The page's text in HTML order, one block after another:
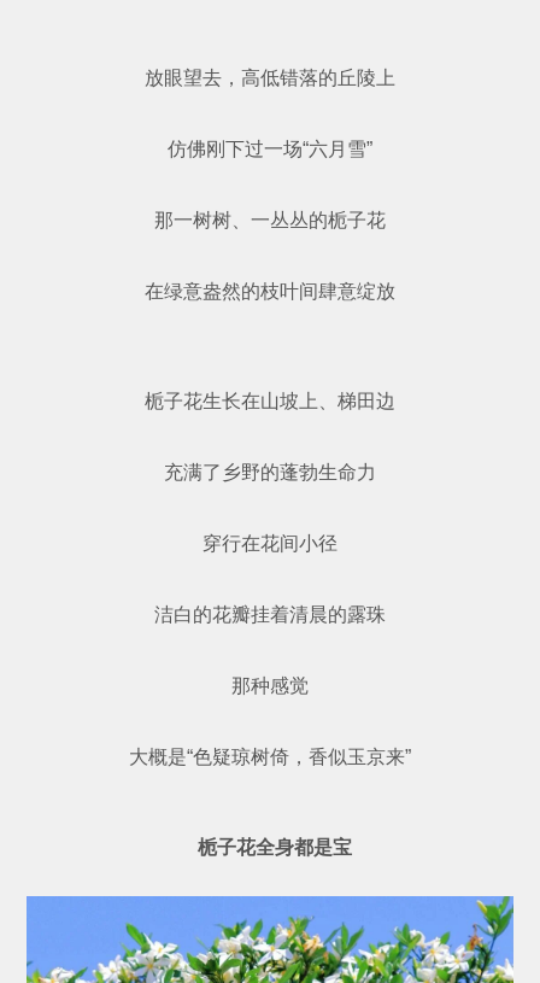
放眼望去，高低错落的丘陵上
仿佛刚下过一场“六月雪”
那一树树、一丛丛的栀子花
在绿意盎然的枝叶间肆意绽放
栀子花生长在山坡上、梯田边
充满了乡野的蓬勃生命力
穿行在花间小径
洁白的花瓣挂着清晨的露珠
那种感觉
大概是“色疑琼树倚，香似玉京来”
栀子花全身都是宝